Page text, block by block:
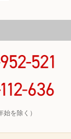
を除く）